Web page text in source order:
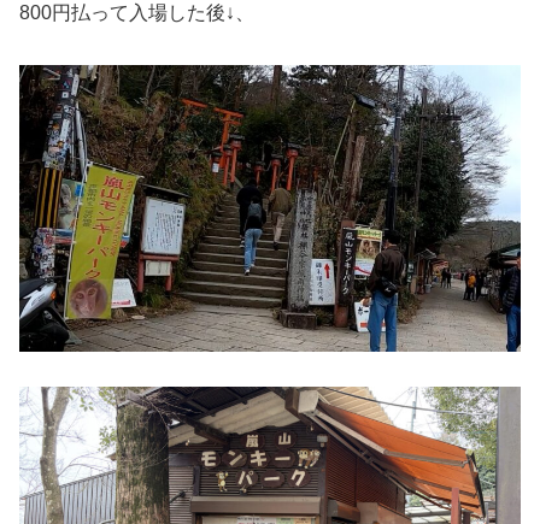
800円払って入場した後↓、